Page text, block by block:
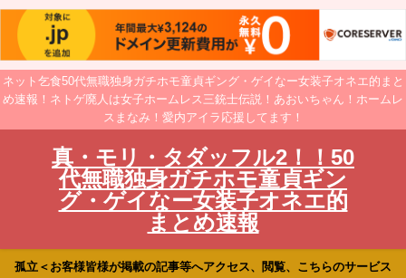
ネット乞食50代無職独身ガチホモ童貞ギング・ゲイなー女装子オネエ的まと
め速報！ネトゲ廃人は女子ホームレス三銃士伝説！あおいちゃん！ホームレ
スまなみ！愛内アイラ応援してます！
真・モリ・タダッフル2！！50
代無職独身ガチホモ童貞ギン
グ・ゲイなー女装子オネエ的
まとめ速報
孤立＜お客様皆様が掲載の記事等へアクセス、閲覧、こちらのサービス